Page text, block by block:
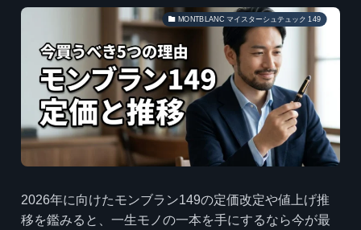
MONTBLANC マイスターシュテュック 149
2026年に向けたモンブラン149の定価改定や値上げ推
移を鑑みると、一生モノの一本を手にするなら今が最